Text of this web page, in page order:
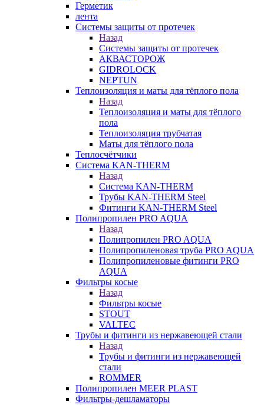
Герметик
лента
Системы защиты от протечек
Назад
Системы защиты от протечек
АКВАСТОРОЖ
GIDROLOCK
NEPTUN
Теплоизоляция и маты для тёплого пола
Назад
Теплоизоляция и маты для тёплого
пола
Теплоизоляция трубчатая
Маты для тёплого пола
Теплосчётчики
Система KAN-THERM
Назад
Система KAN-THERM
Трубы KAN-THERM Steel
Фитинги KAN-THERM Steel
Полипропилен PRO AQUA
Назад
Полипропилен PRO AQUA
Полипропиленовая труба PRO AQUA
Полипропиленовые фитинги PRO
AQUA
Фильтры косые
Назад
Фильтры косые
STOUT
VALTEC
Трубы и фитинги из нержавеющей стали
Назад
Трубы и фитинги из нержавеющей
стали
ROMMER
Полипропилен MEER PLAST
Фильтры-дешламаторы